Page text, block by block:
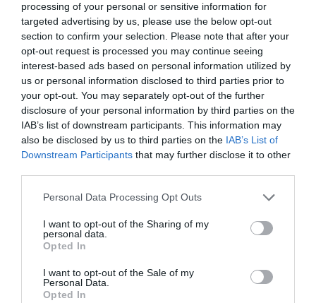
processing of your personal or sensitive information for
targeted advertising by us, please use the below opt-out
section to confirm your selection. Please note that after your
opt-out request is processed you may continue seeing
interest-based ads based on personal information utilized by
us or personal information disclosed to third parties prior to
your opt-out. You may separately opt-out of the further
disclosure of your personal information by third parties on the
IAB’s list of downstream participants. This information may
also be disclosed by us to third parties on the IAB’s List of
Downstream Participants that may further disclose it to other
Personal Data Processing Opt Outs
I want to opt-out of the Sharing of my
personal data.
Opted In
I want to opt-out of the Sale of my
Personal Data.
Opted In
Huile Prodigieuse Dry Oil Roll On, Nuxe